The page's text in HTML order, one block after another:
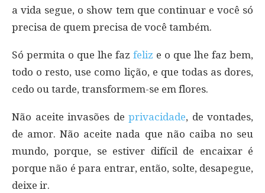
a vida segue, o show tem que continuar e você só
precisa de quem precisa de você também.
Só permita o que lhe faz feliz e o que lhe faz bem,
todo o resto, use como lição, e que todas as dores,
cedo ou tarde, transformem-se em flores.
Não aceite invasões de privacidade, de vontades,
de amor. Não aceite nada que não caiba no seu
mundo, porque, se estiver difícil de encaixar é
porque não é para entrar, então, solte, desapegue,
deixe ir.